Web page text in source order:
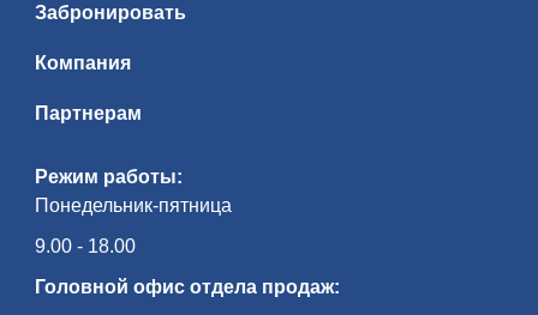
Режим работы:
Понедельник-пятница
9.00 - 18.00
Головной офис отдела продаж:
Забронировать
Компания
Партнерам